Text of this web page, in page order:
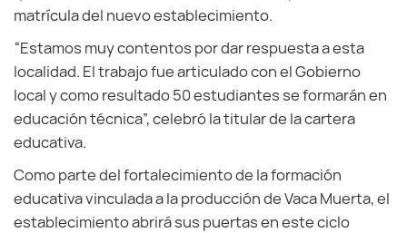
matrícula del nuevo establecimiento.
“Estamos muy contentos por dar respuesta a esta
localidad. El trabajo fue articulado con el Gobierno
local y como resultado 50 estudiantes se formarán en
educación técnica”, celebró la titular de la cartera
educativa.
Como parte del fortalecimiento de la formación
educativa vinculada a la producción de Vaca Muerta, el
establecimiento abrirá sus puertas en este ciclo